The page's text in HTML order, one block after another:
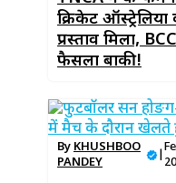
क्रिकेट ऑस्ट्रेलिया
प्रस्ताव मिला,
फैसला बाकी!
By KHUSHBOO
PANDEY
|